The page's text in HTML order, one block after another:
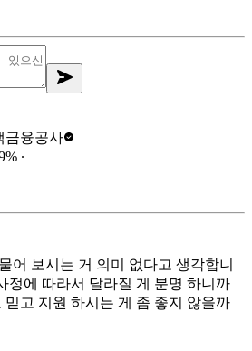
금융공사
% ∙
어 보시는 거 의미 없다고 생각합니
정에 따라서 달라질 게 분명 하니까
믿고 지원 하시는 게 좀 좋지 않을까